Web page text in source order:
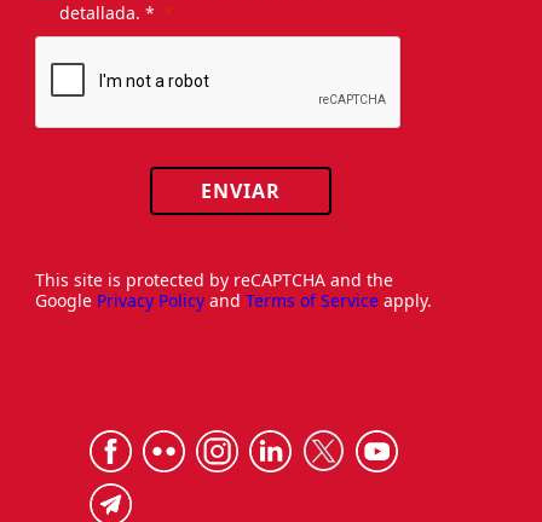
detallada. *
ENVIAR
This site is protected by reCAPTCHA and the
Google Privacy Policy and Terms of Service apply.